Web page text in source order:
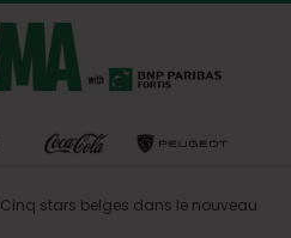
Cinq stars belges dans le nouveau